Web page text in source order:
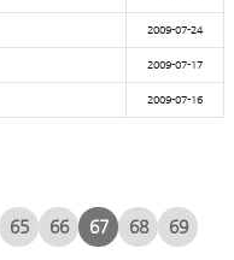
2009-07-24
2009-07-17
2009-07-16
65 66 67 68 69